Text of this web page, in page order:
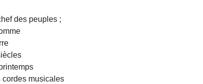
des peuples ;
cordes musicales